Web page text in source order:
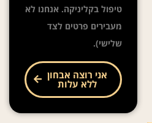
טיפול בקליניקה. אנחנו לא
מעבירים פרטים לצד
שלישי).
אני רוצה אבחון
ללא עלות